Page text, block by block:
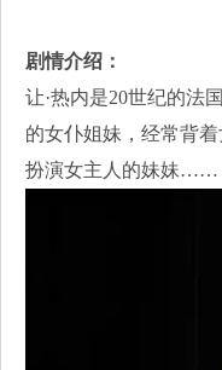
剧情介绍：
让·热内是20世纪的法
的女仆姐妹，经常背
扮演女主人的妹妹……